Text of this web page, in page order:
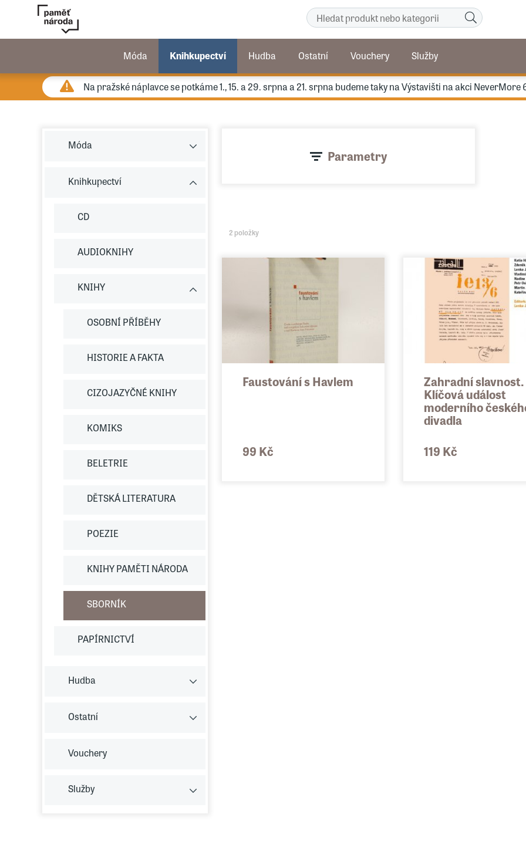
Na pražské náplavce se potkáme 1., 15. a 29. srpna a 21. srpna budeme taky na Výstavišti na akci NeverMore
Parametry
2 položky
Faustování s Havlem
99 Kč
Zahradní slavnost.
Klíčová událost
moderního
divadla
119 Kč
Móda
Knihkupectví
CD
AUDIOKNIHY
KNIHY
OSOBNÍ PŘÍBĚHY
HISTORIE A FAKTA
CIZOJAZYČNÉ KNIHY
KOMIKS
BELETRIE
DĚTSKÁ LITERATURA
POEZIE
KNIHY PAMĚTI NÁRODA
SBORNÍK
PAPÍRNICTVÍ
Hudba
Ostatní
Vouchery
Služby
Móda Knihkupectví Hudba Ostatní Vouchery Služby